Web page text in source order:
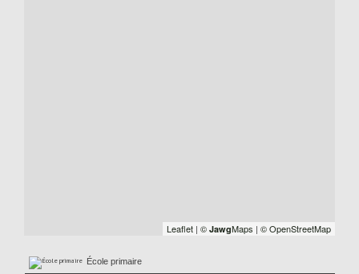
Leaflet | © JawgMaps | © OpenStreetMap
École primaire